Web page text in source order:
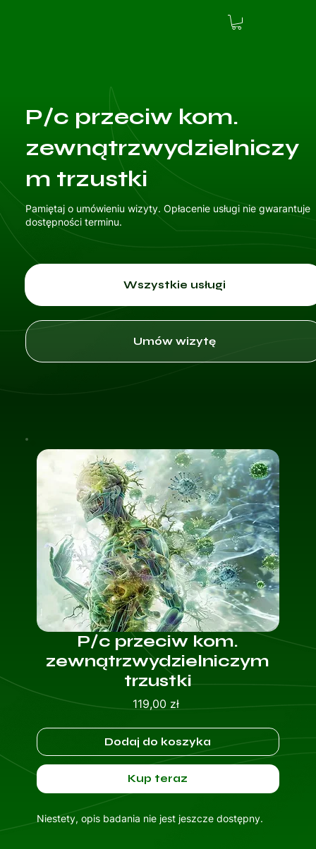
P/c przeciw kom.
zewnątrzwydzielniczy
m trzustki
Pamiętaj o umówieniu wizyty. Opłacenie usługi nie gwarantuje
dostępności terminu.
Wszystkie usługi
Umów wizytę
P/c przeciw kom.
zewnątrzwydzielniczym
trzustki
119,00 złCena
Dodaj do koszyka
Kup teraz
Niestety, opis badania nie jest jeszcze dostępny.